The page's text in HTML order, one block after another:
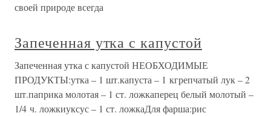
своей природе всегда
Запеченная утка с капустой
Запеченная утка с капустой НЕОБХОДИМЫЕ
ПРОДУКТЫ:утка – 1 шт.капуста – 1 кгрепчатый лук – 2
шт.паприка молотая – 1 ст. ложкаперец белый молотый –
1/4 ч. ложкиуксус – 1 ст. ложкаДля фарша:рис